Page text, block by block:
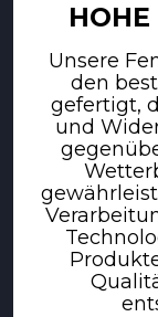
Unsere
den
gefertigt,
und